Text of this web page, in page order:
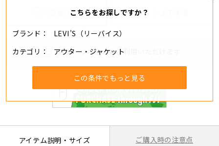
こちらをお探しですか？
ブランド
LEVI'S（リーバイス）
カテゴリ
アウター・ジャケット
この条件でもっと見る
追加する
分割・リボ払いもご利用いただけます
アイテム説明・サイズ ご購入時の注意点